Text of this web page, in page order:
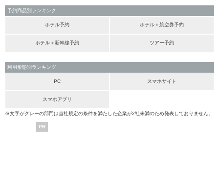
予約商品別ランキング
ホテル予約 ホテル＋航空券予約
ホテル＋新幹線予約 ツアー予約
利用形態別ランキング
PC スマホサイト
スマホアプリ
※文字がグレーの部門は当社規定の条件を満たした企業が2社未満のため発表しておりません。
PR